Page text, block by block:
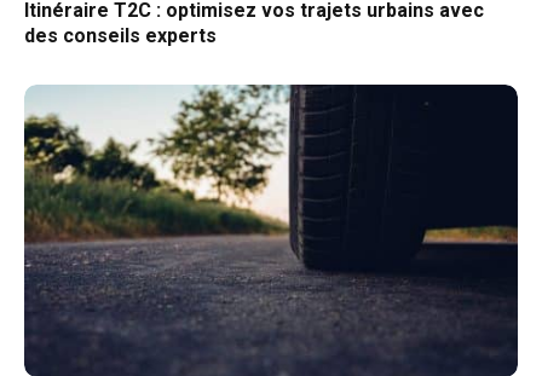
Itinéraire T2C : optimisez vos trajets urbains avec
des conseils experts